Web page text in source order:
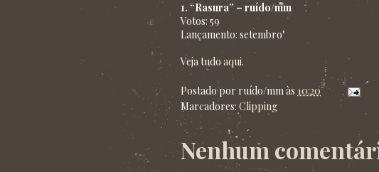
1. “Rasura” – ruído/mm
Votos: 59
Lançamento: setembro"
Veja tudoaqui.
Postado por ruído/mmàs 10:20
Marcadores: Clipping
Nenhum